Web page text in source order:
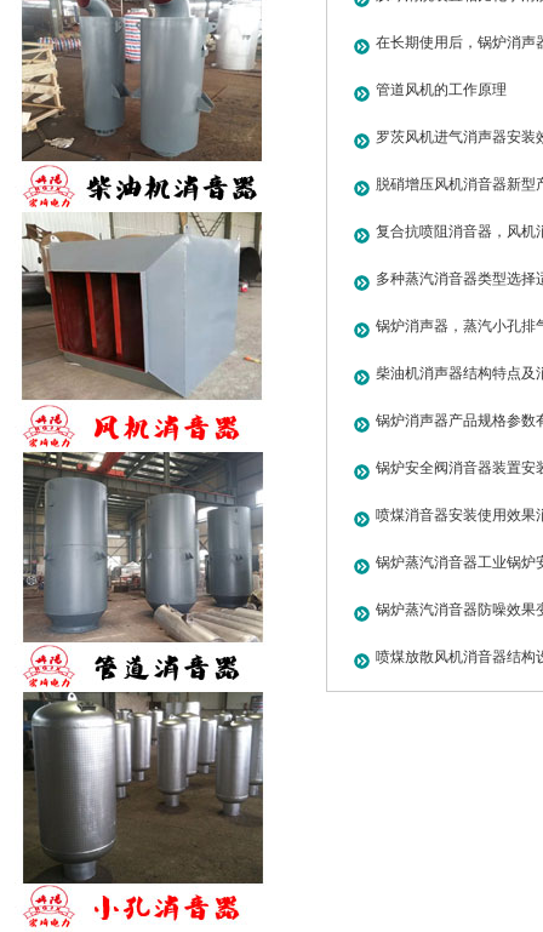
些核心优势？
在长期使用后，锅炉消声
降？
管道风机的工作原理
罗茨风机进气消声器安装
脱硝增压风机消音器新型
复合抗喷阻消音器，风机
多种蒸汽消音器类型选择
锅炉消声器，蒸汽小孔排
用途
柴油机消声器结构特点及
锅炉消声器产品规格参数
锅炉安全阀消音器装置安
喷煤消音器安装使用效果
锅炉蒸汽消音器工业锅炉
锅炉蒸汽消音器防噪效果
喷煤放散风机消音器结构